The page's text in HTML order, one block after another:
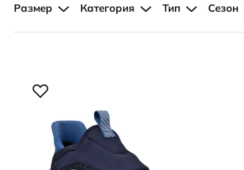
Размер Категория Тип Сезон